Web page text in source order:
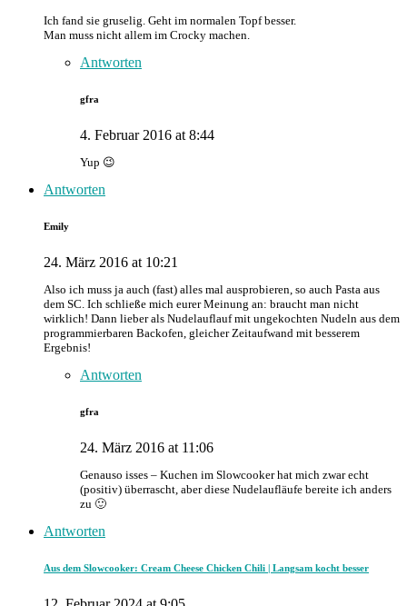
Ich fand sie gruselig. Geht im normalen Topf besser.
Man muss nicht allem im Crocky machen.
Antworten
gfra
4. Februar 2016 at 8:44
Yup 😉
Antworten
Emily
24. März 2016 at 10:21
Also ich muss ja auch (fast) alles mal ausprobieren, so auch Pasta aus
dem SC. Ich schließe mich eurer Meinung an: braucht man nicht
wirklich! Dann lieber als Nudelauflauf mit ungekochten Nudeln aus dem
programmierbaren Backofen, gleicher Zeitaufwand mit besserem
Ergebnis!
Antworten
gfra
24. März 2016 at 11:06
Genauso isses – Kuchen im Slowcooker hat mich zwar echt
(positiv) überrascht, aber diese Nudelaufläufe bereite ich anders
zu 🙂
Antworten
Aus dem Slowcooker: Cream Cheese Chicken Chili | Langsam kocht besser